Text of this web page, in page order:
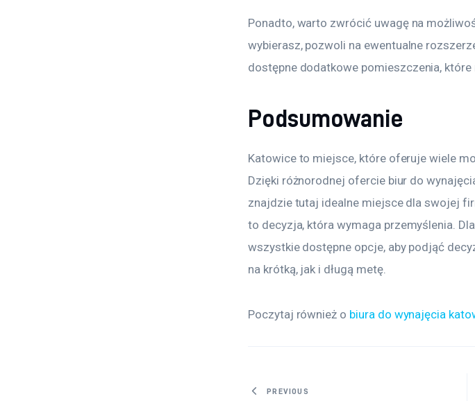
Ponadto, warto zwrócić uwagę na
wybierasz, pozwoli na ewentualne
dostępne dodatkowe pomieszczenia,
Podsumowanie
Katowice to miejsce, które oferuje wiele
Dzięki różnorodnej ofercie biur do
znajdzie tutaj idealne miejsce dla swojej
to decyzja, która wymaga przemyślenia.
wszystkie dostępne opcje, aby podjąć
na krótką, jak i długą metę.
Poczytaj również o biura do wynajęcia
PREVIOUS